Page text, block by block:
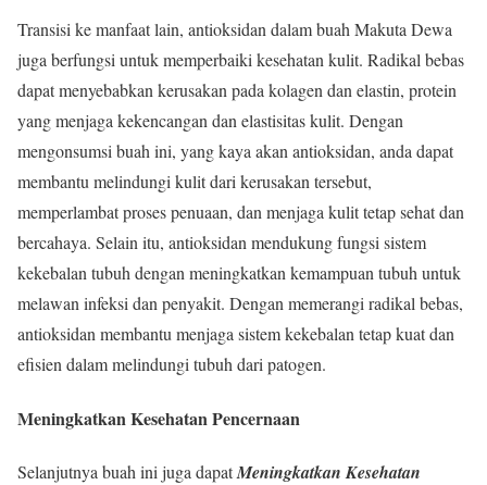
Transisi ke manfaat lain, antioksidan dalam buah Makuta Dewa
juga berfungsi untuk memperbaiki kesehatan kulit. Radikal bebas
dapat menyebabkan kerusakan pada kolagen dan elastin, protein
yang menjaga kekencangan dan elastisitas kulit. Dengan
mengonsumsi buah ini, yang kaya akan antioksidan, anda dapat
membantu melindungi kulit dari kerusakan tersebut,
memperlambat proses penuaan, dan menjaga kulit tetap sehat dan
bercahaya. Selain itu, antioksidan mendukung fungsi sistem
kekebalan tubuh dengan meningkatkan kemampuan tubuh untuk
melawan infeksi dan penyakit. Dengan memerangi radikal bebas,
antioksidan membantu menjaga sistem kekebalan tetap kuat dan
efisien dalam melindungi tubuh dari patogen.
Meningkatkan Kesehatan Pencernaan
Selanjutnya buah ini juga dapatMeningkatkan Kesehatan